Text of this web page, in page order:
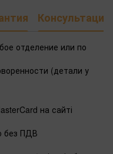
Консультация
отделение или по
(детали у
на сайті
без ПДВ